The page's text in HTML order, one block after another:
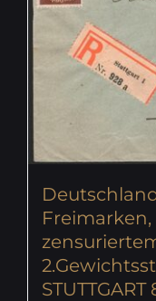
Freimarken,
STUTTGART